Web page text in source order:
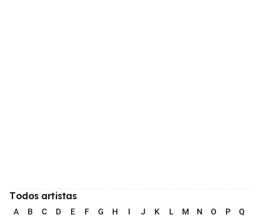
Todos artistas
A B C D E F G H I J K L M N O P Q